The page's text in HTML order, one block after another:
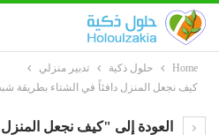
Home حلول ذكية
تدبير منزلي
كيف نجعل المنزل دافئاً في الشتاء بطريقة
العودة إلى "كيف نجعل